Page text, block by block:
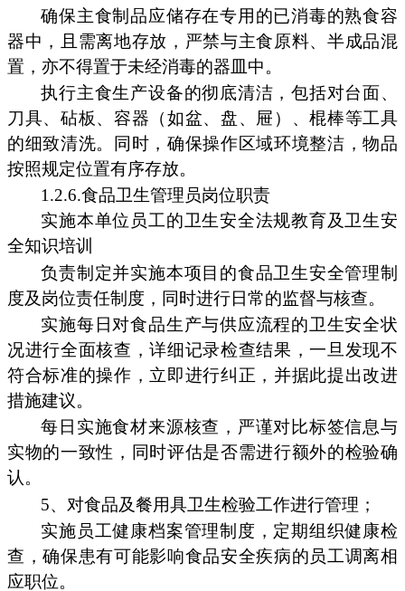
确保主食制品应储存在专用的已消毒的熟食容
器中，且需离地存放，严禁与主食原料、半成品混
置，亦不得置于未经消毒的器皿中。
执行主食生产设备的彻底清洁，包括对台面、
刀具、砧板、容器（如盆、盘、屉）、棍棒等工具
的细致清洗。同时，确保操作区域环境整洁，物品
按照规定位置有序存放。
1.2.6.食品卫生管理员岗位职责
实施本单位员工的卫生安全法规教育及卫生安
全知识培训
负责制定并实施本项目的食品卫生安全管理制
度及岗位责任制度，同时进行日常的监督与核查。
实施每日对食品生产与供应流程的卫生安全状
况进行全面核查，详细记录检查结果，一旦发现不
符合标准的操作，立即进行纠正，并据此提出改进
措施建议。
每日实施食材来源核查，严谨对比标签信息与
实物的一致性，同时评估是否需进行额外的检验确
认。
5、对食品及餐用具卫生检验工作进行管理；
实施员工健康档案管理制度，定期组织健康检
查，确保患有可能影响食品安全疾病的员工调离相
应职位。